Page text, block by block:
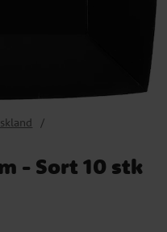
- Sort 10 stk